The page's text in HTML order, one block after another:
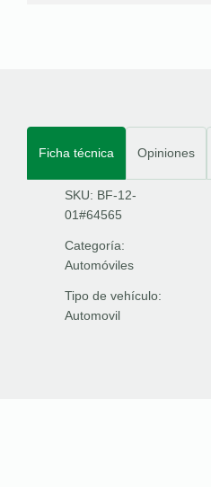
Ficha técnica Opiniones
SKU: BF-12-
01#64565
Categoría:
Automóviles
Tipo de vehículo:
Automovil